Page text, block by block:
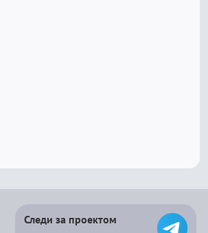
Следи за проектом